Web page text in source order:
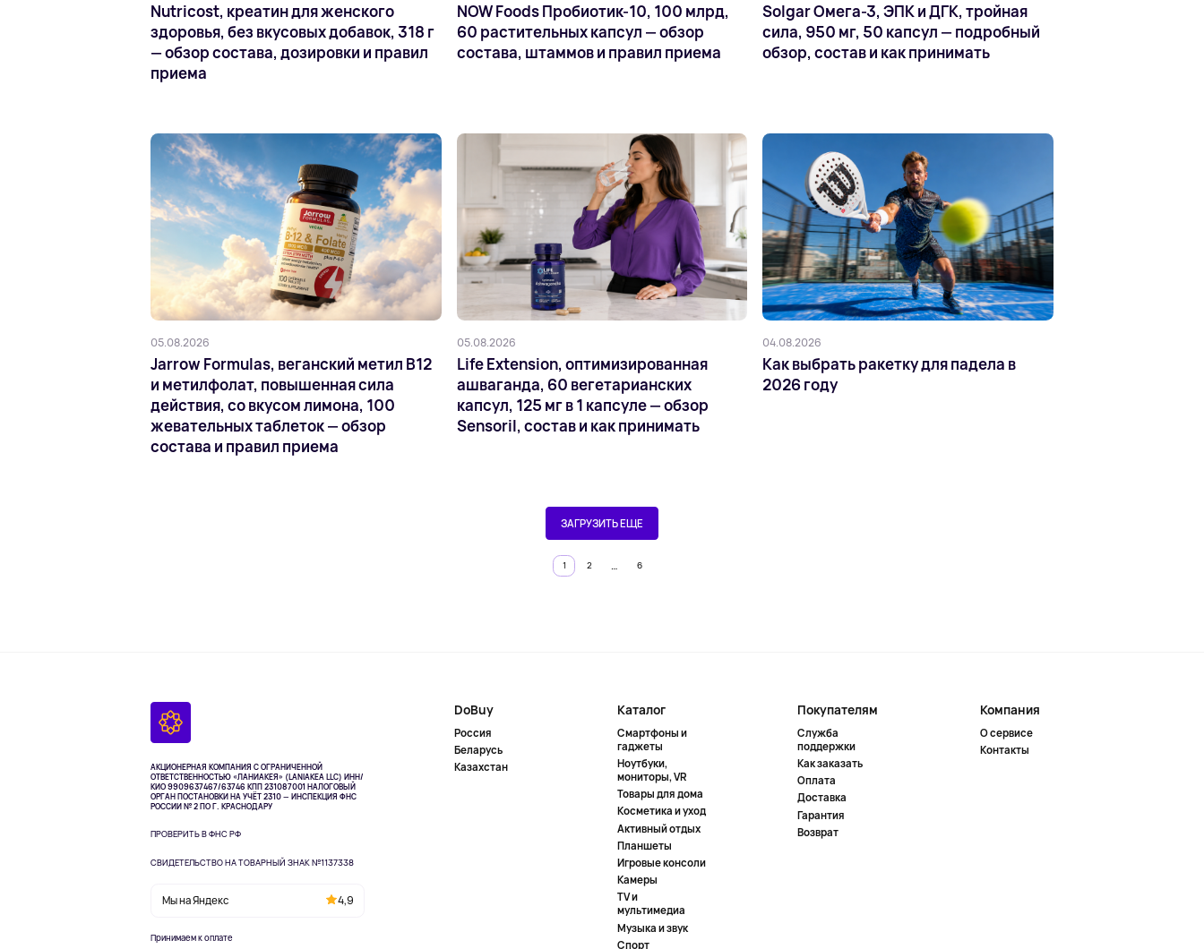
Nutricost, креатин для женского
здоровья, без вкусовых добавок, 318 г
— обзор состава, дозировки и правил
приема
NOW Foods Пробиотик-10, 100 млрд,
60 растительных капсул — обзор
состава, штаммов и правил приема
Solgar Омега-3, ЭПК и ДГК, тройная
сила, 950 мг, 50 капсул — подробный
обзор, состав и как принимать
05.08.2026
Jarrow Formulas, веганский метил B12
и метилфолат, повышенная сила
действия, со вкусом лимона, 100
жевательных таблеток — обзор
состава и правил приема
05.08.2026
Life Extension, оптимизированная
ашваганда, 60 вегетарианских
капсул, 125 мг в 1 капсуле — обзор
Sensoril, состав и как принимать
04.08.2026
Как выбрать ракетку для падела в
2026 году
ЗАГРУЗИТЬ ЕЩЕ
1 2 … 6
АКЦИОНЕРНАЯ КОМПАНИЯ С ОГРАНИЧЕННОЙ
ОТВЕТСТВЕННОСТЬЮ «ЛАНИАКЕЯ» (LANIAKEA LLC) ИНН/
КИО 9909637467/63746 КПП 231087001НАЛОГОВЫЙ
ОРГАН ПОСТАНОВКИ НА УЧЁТ 2310 — ИНСПЕКЦИЯ ФНС
РОССИИ № 2 ПО Г. КРАСНОДАРУ
ПРОВЕРИТЬ В ФНС РФ
СВИДЕТЕЛЬСТВО НА ТОВАРНЫЙ ЗНАК №1137338
Мы на Яндекс 4,9
Принимаем к оплате
DoBuy
Россия
Беларусь
Казахстан
Каталог
Смартфоны и
гаджеты
Ноутбуки,
мониторы, VR
Товары для дома
Косметика и уход
Активный отдых
Планшеты
Игровые консоли
Камеры
TV и
мультимедиа
Музыка и звук
Спорт
Покупателям
Служба
поддержки
Как заказать
Оплата
Доставка
Гарантия
Возврат
Компания
О сервисе
Контакты